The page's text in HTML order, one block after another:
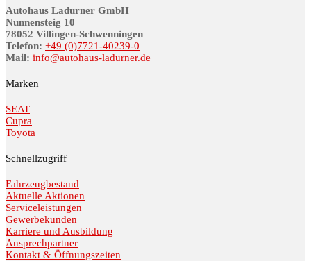
Autohaus Ladurner GmbH
Nunnensteig 10
78052 Villingen-Schwenningen
Telefon: +49 (0)7721-40239-0
Mail: info@au­to­haus-lad­ur­ner.de
Marken
SEAT
Cupra
Toyota
Schnellzugriff
Fahrzeugbestand
Aktuelle Aktionen
Serviceleistungen
Gewerbekunden
Karriere und Ausbildung
Ansprechpartner
Kontakt & Öffnungszeiten